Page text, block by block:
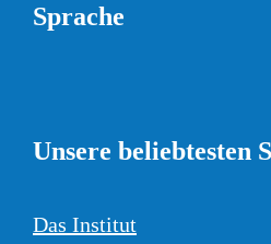
Sprache
Unsere beliebtesten
Das Institut